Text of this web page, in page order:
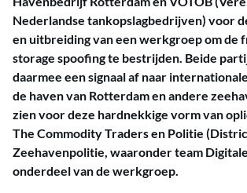
Nederlandse tankopslagbedrijven) voor
en uitbreiding van een werkgroep om de
storage spoofing te bestrijden. Beide
daarmee een signaal af naar
de haven van Rotterdam en andere
zien voor deze hardnekkige vorm van
The Commodity Traders en Politie
Zeehavenpolitie, waaronder team
onderdeel van de werkgroep.